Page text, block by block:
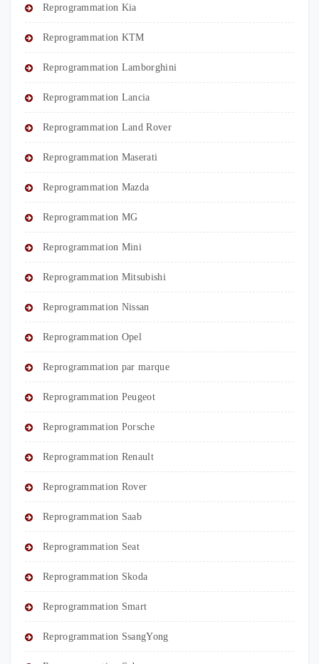
Reprogrammation Kia
Reprogrammation KTM
Reprogrammation Lamborghini
Reprogrammation Lancia
Reprogrammation Land Rover
Reprogrammation Maserati
Reprogrammation Mazda
Reprogrammation MG
Reprogrammation Mini
Reprogrammation Mitsubishi
Reprogrammation Nissan
Reprogrammation Opel
Reprogrammation par marque
Reprogrammation Peugeot
Reprogrammation Porsche
Reprogrammation Renault
Reprogrammation Rover
Reprogrammation Saab
Reprogrammation Seat
Reprogrammation Skoda
Reprogrammation Smart
Reprogrammation SsangYong